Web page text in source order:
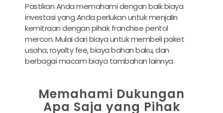
Pastikan Anda memahami dengan baik biaya
investasi yang Anda perlukan untuk menjalin
kemitraan dengan pihak franchise pentol
mercon. Mulai dari biaya untuk membeli paket
usaha, royalty fee, biaya bahan baku, dan
berbagai macam biaya tambahan lainnya.
Memahami Dukungan
Apa Saja yang Pihak